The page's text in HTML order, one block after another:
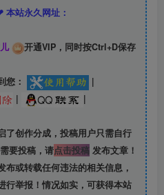
站永久网址：
开通VIP，同时按Ctrl+D保存
您：
|
| |
了创作分成，投稿用户只需自行
要投稿，请点击投稿发布文章！
布或转载任何违法的相关信息，
行举报！情况如实，可获得本站